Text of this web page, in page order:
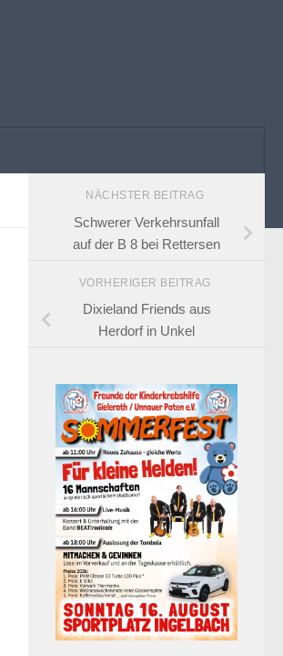
NÄCHSTER BEITRAG
Schwerer Verkehrsunfall
auf der B 8 bei Rettersen
VORHERIGER BEITRAG
Dixieland Friends aus
Herdorf in Unkel